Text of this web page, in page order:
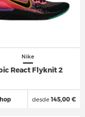
Nike
React Flyknit 2
desde145,00 €